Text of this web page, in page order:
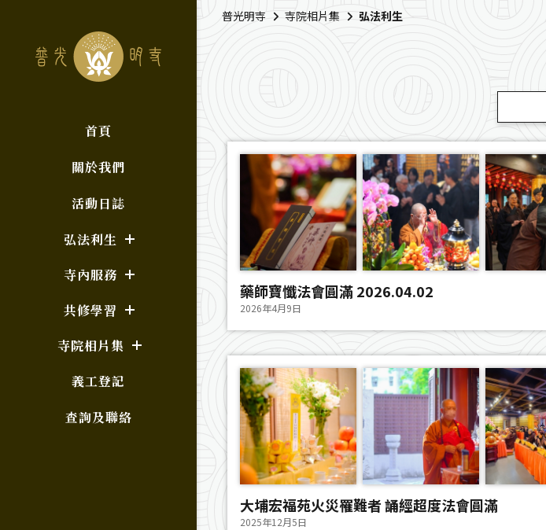
首頁
關於我們
活動日誌
弘法利生
寺內服務
共修學習
寺院相片集
義工登記
查詢及聯絡
普光明寺 寺院相片集 弘法利生
藥師寶懺法會圓滿 2026.04.02
2026年4月9日
大埔宏福苑火災罹難者 誦經超度法會圓滿
2025年12月5日